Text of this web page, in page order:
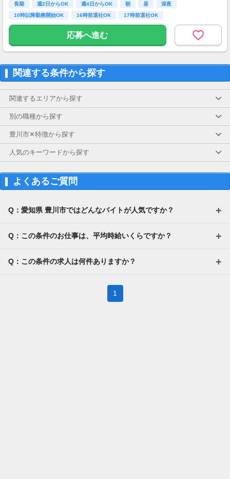
長期 週2日からOK 週4日からOK 朝 昼
深夜
10時以降勤務開始OK
16時前退社OK 17時前退社OK
応募へ進む
関連する条件から探す
関連するエリアから探す
別の職種から探す
豊川市✕特徴から探す
人気のキーワードから探す
よくあるご質問
Q：愛知県 豊川市ではどんなバイトが人気ですか？
Q：この条件のお仕事は、平均時給いくらですか？
Q：この条件の求人は何件ありますか？
1